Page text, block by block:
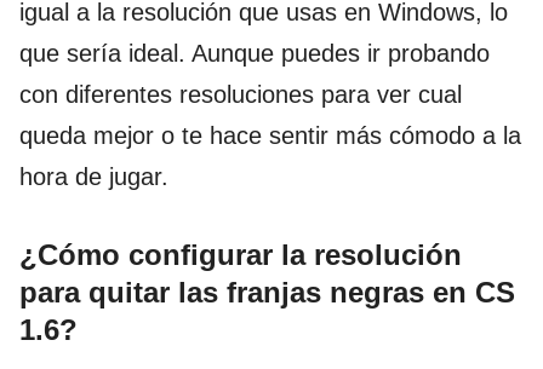
igual a la resolución que usas en Windows, lo
que sería ideal. Aunque puedes ir probando
con diferentes resoluciones para ver cual
queda mejor o te hace sentir más cómodo a la
hora de jugar.
¿Cómo configurar la resolución
para quitar las franjas negras en CS
1.6?